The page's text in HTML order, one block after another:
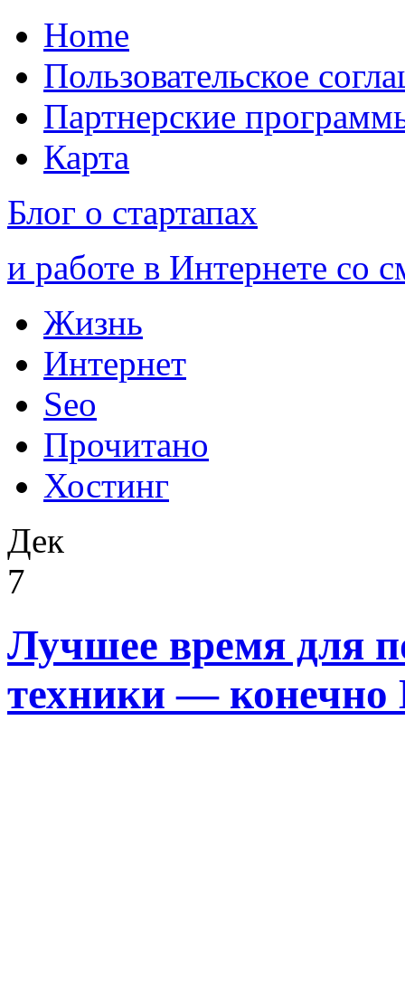
Home
Пользовательское
Партнерские
Карта
Блог о стартапах
и работе в Интернете со
Жизнь
Интернет
Seo
Прочитано
Хостинг
Дек
7
Лучшее время для
техники — конечно